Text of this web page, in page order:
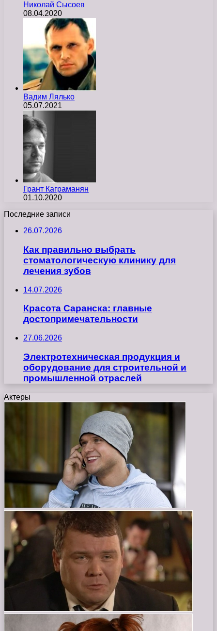
Николай Сысоев
08.04.2020
Вадим Лялько
05.07.2021
Грант Каграманян
01.10.2020
Последние записи
26.07.2026
Как правильно выбрать
стоматологическую клинику для
лечения зубов
14.07.2026
Красота Саранска: главные
достопримечательности
27.06.2026
Электротехническая продукция и
оборудование для строительной и
промышленной отраслей
Актеры